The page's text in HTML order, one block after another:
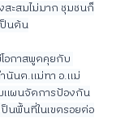
สะสมไม่มาก ชุมชนก็
ป็นต้น
โอกาสพูดคุยกับ
นันต.แม่ทา อ.แม่
แผนจัดการป้องกัน
ป็นพื้นที่ในเขตรอยต่อ